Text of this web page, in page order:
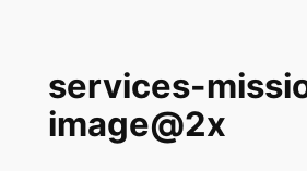
services-
image@2x